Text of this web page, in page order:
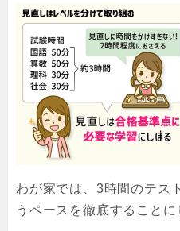
わが家では、3時間のテス
うペースを徹底することに